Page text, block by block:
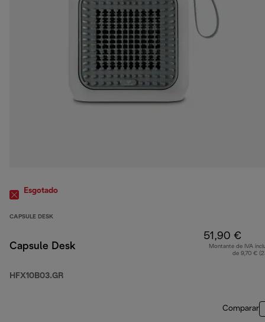
Esgotado
CAPSULE DESK
Capsule Desk
HFX10B03.GR
51,90 €
Montante de IVA
de 9,70 €
Comparar